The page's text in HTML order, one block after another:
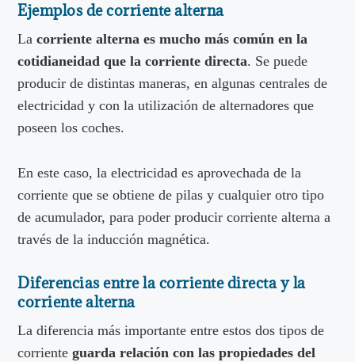
Ejemplos de corriente alterna
Lacorriente alterna es mucho más común en la
cotidianeidad que la corriente directa. Se puede
producir de distintas maneras, en algunas centrales de
electricidad y con la utilización de alternadores que
poseen los coches.
En este caso, la electricidad es aprovechada de la
corriente que se obtiene de pilas y cualquier otro tipo
de acumulador, para poder producir corriente alterna a
través de la inducción magnética.
Diferencias entre la corriente directa y la
corriente alterna
La diferencia más importante entre estos dos tipos de
corrienteguarda relación con las propiedades del